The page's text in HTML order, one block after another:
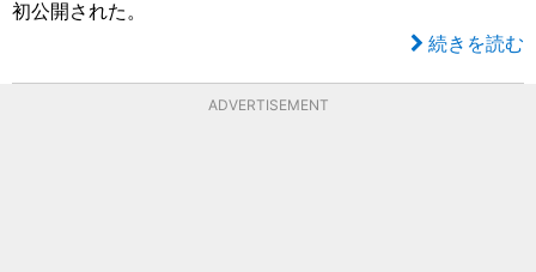
初公開された。
続きを読む
ADVERTISEMENT